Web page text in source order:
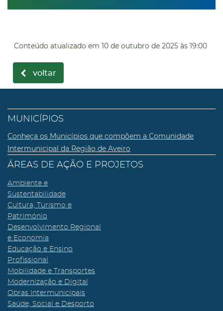
Conteúdo atualizado em 10 de outubro de 2025 às 19:00
voltar
MUNICÍPIOS
Conheça os Municípios que compõem a Comunidade
Intermunicipal da Região de Aveiro
ÁREAS DE AÇÃO E PROJETOS
Ambiente e
Sustentabilidade
Cultura, Turismo e
Património
Desenvolvimento Regional
e Economia
Educação e Ensino
Profissional
Mobilidade e Transportes
Modernização e Digital
Obras Intermunicipais
Saúde, Social e Desporto